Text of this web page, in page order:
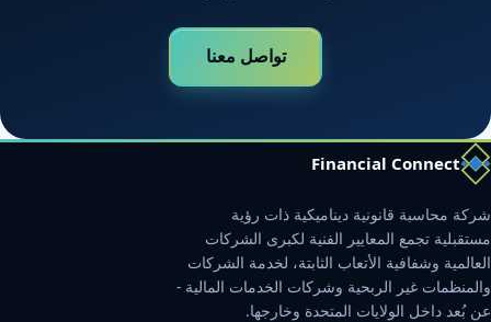
تواصل معنا
Financial Connect
شركة محاسبة قانونية ديناميكية ذات رؤية
مستقبلية تجمع المعايير الفنية لكبرى الشركات
العالمية وشفافية الأتعاب الثابتة، لخدمة الشركات
والمنظمات غير الربحية وشركات الخدمات المالية -
عن بُعد داخل الولايات المتحدة وخارجها.